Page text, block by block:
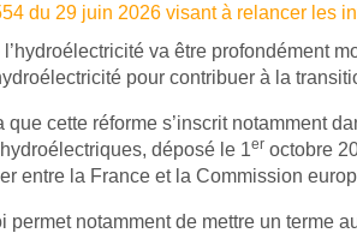
du 29 juin 2026 visant à relancer les
l’hydroélectricité va être profondément
pour contribuer à la
que cette réforme s’inscrit notamment
déposé le 1er octobre
entre la France et la Commission
permet notamment de mettre un terme